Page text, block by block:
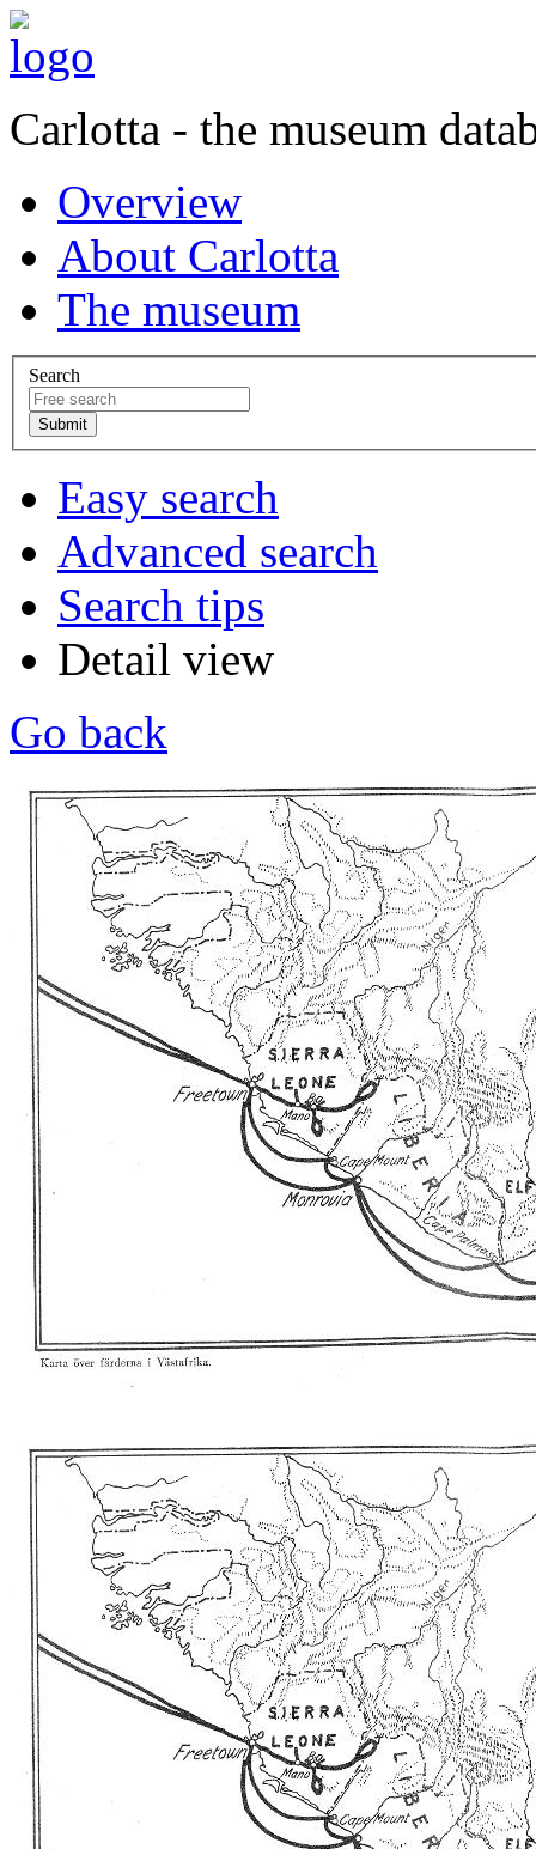
Carlotta - the museum
Overview
About Carlotta
The museum
Search
Easy search
Advanced search
Search tips
Detail view
Go back